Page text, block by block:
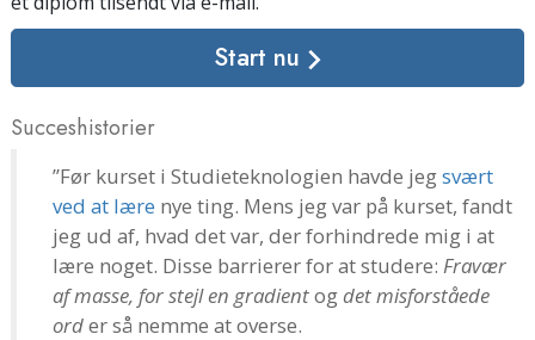
Start nu
Succeshistorier
”Før kurset i Studieteknologien havde jegsvært
ved at lære nye ting. Mens jeg var på kurset, fandt
jeg ud af, hvad det var, der forhindrede mig i at
lære noget. Disse barrierer for at studere: Fravær
af masse, for stejl en gradientog det misforståede
order så nemme at overse.